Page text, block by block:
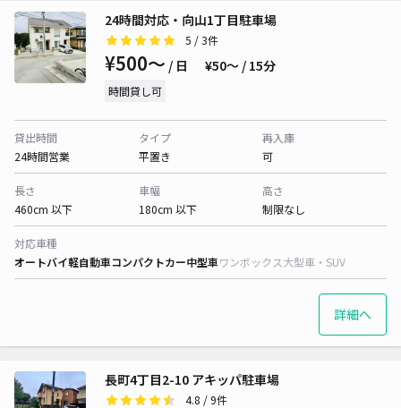
24時間対応・向山1丁目駐車場
5 / 3件
¥500〜 / 日 ¥50〜 / 15分
時間貸し可
貸出時間
24時間営業
タイプ
平置き
再入庫
可
長さ
460cm 以下
車幅
180cm 以下
高さ
制限なし
対応車種
オートバイ軽自動車コンパクトカー中型車ワンボックス大型車・SUV
詳細へ
長町4丁目2-10 アキッパ駐車場
4.8 / 9件